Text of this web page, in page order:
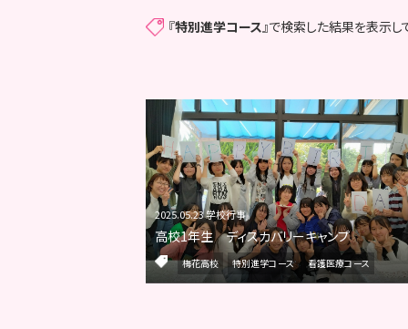
『特別進学コース』で検索した結果を表示し
2025.05.23 学校行事
高校1年生 ディスカバリーキャンプ
梅花高校 特別進学コース 看護医療コース